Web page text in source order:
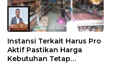
Instansi Terkait Harus Pro
Aktif Pastikan Harga
Kebutuhan Tetap